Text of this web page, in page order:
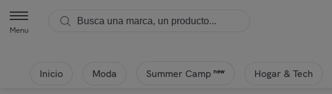
Menu
Inicio Moda Summer Camp new Hogar & Tech